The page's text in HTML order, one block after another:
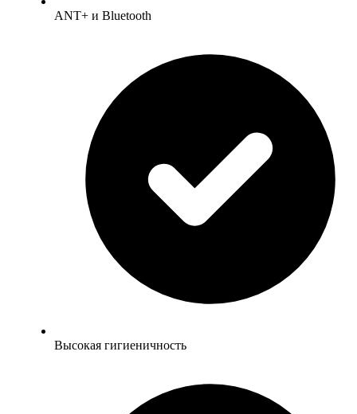
ANT+ и Bluetooth
Высокая гигиеничность